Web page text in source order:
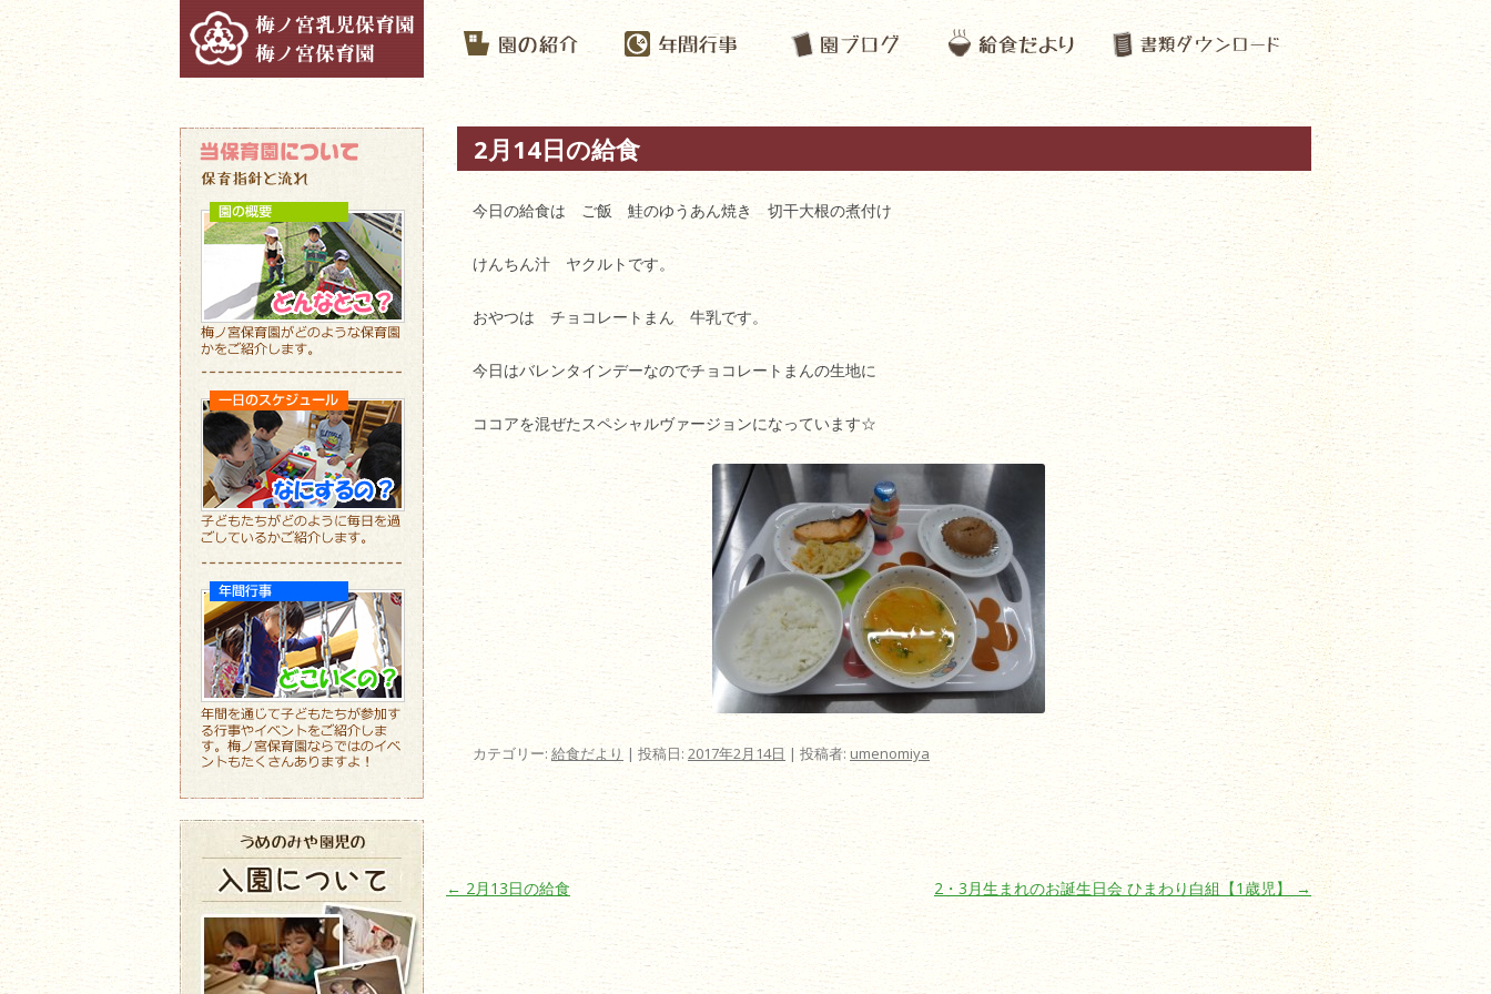
2月14日の給食
今日の給食は ご飯 鮭のゆうあん焼き 切干大根の煮付け
けんちん汁 ヤクルトです。
おやつは チョコレートまん 牛乳です。
今日はバレンタインデーなのでチョコレートまんの生地に
ココアを混ぜたスペシャルヴァージョンになっています☆
カテゴリー: 給食だより | 投稿日: 2017年2月14日 | 投稿者: umenomiya
投稿ナビゲーション
← 2月13日の給食 2・3月生まれのお誕生日会 ひまわり白組【1歳児】 →